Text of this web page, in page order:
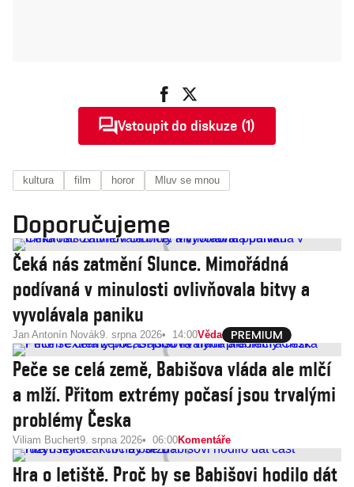
Vstoupit do diskuze (1)
kultura film horor Mluv se mnou
Doporučujeme
Čeká nás zatmění Slunce. Mimořádná
podívaná v minulosti ovlivňovala bitvy a
vyvolávala paniku
Jan Antonín Novák9. srpna 2026 14:00Věda
Peče se celá země, Babišova vláda ale mlčí
a mlží. Přitom extrémy počasí jsou trvalými
problémy Česka
Viliam Buchert9. srpna 2026 06:00Komentáře
Hra o letiště. Proč by se Babišovi hodilo dát